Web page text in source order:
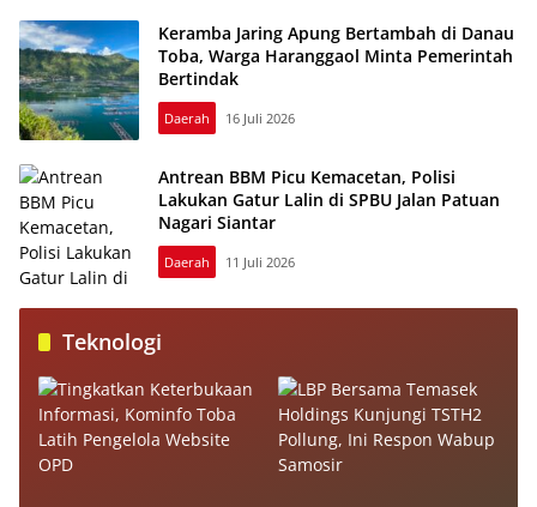
Keramba Jaring Apung Bertambah di Danau
Toba, Warga Haranggaol Minta Pemerintah
Bertindak
Daerah 16 Juli 2026
Antrean BBM Picu Kemacetan, Polisi
Lakukan Gatur Lalin di SPBU Jalan Patuan
Nagari Siantar
Daerah 11 Juli 2026
Teknologi